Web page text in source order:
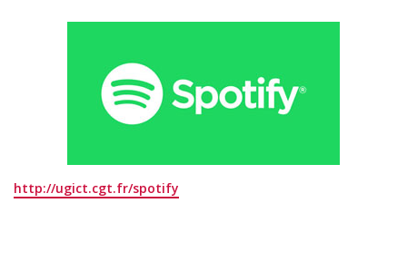
http://ugict.cgt.fr/spotify